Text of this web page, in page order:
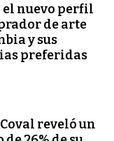
el nuevo perfil
de arte
y sus
preferidas
reveló un